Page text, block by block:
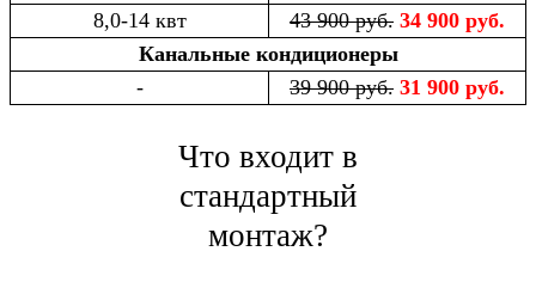
8,0-14 квт
43 900 руб. 34 900 руб.
Канальные кондиционеры
-
39 900 руб. 31 900 руб.
Что входит в
стандартный
монтаж?